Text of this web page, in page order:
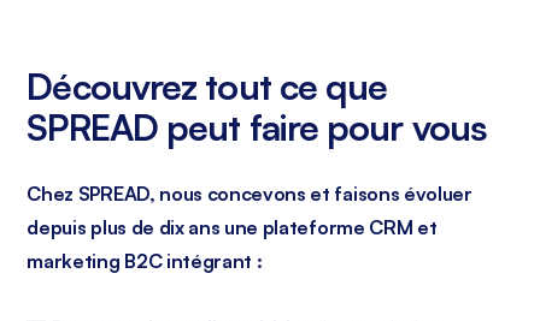
Découvrez tout ce que
SPREAD peut faire pour vous
Chez SPREAD, nous concevons et faisons évoluer
depuis plus de dix ans une plateforme CRM et
marketing B2C intégrant :